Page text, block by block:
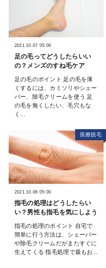
2021.10.07 05:00
足の毛ってどうしたらいい
の？メンズのすね毛ケア
足の毛のポイント 足の毛を薄
くするには、カミソリやシェー
バー、除毛クリームを使う 足
の毛を無くしたい、毛穴もな
く...
医療脱毛
2021.10.06 05:00
指毛の処理はどうしたらい
い？男性も指毛を気にしよう
指毛の処理のポイント 自宅で
簡単に行う方法は、シェーバー
や除毛クリームだがまたすぐに
生えてくる 指毛処理で最もお...